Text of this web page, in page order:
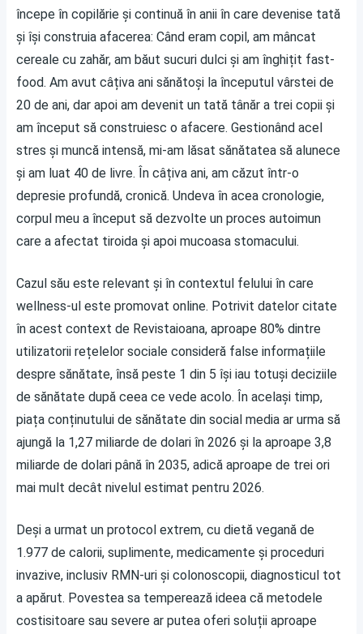
începe în copilărie și continuă în anii în care devenise tată
și își construia afacerea: Când eram copil, am mâncat
cereale cu zahăr, am băut sucuri dulci și am înghițit fast-
food. Am avut câțiva ani sănătoși la începutul vârstei de
20 de ani, dar apoi am devenit un tată tânăr a trei copii și
am început să construiesc o afacere. Gestionând acel
stres și muncă intensă, mi-am lăsat sănătatea să alunece
și am luat 40 de livre. În câțiva ani, am căzut într-o
depresie profundă, cronică. Undeva în acea cronologie,
corpul meu a început să dezvolte un proces autoimun
care a afectat tiroida și apoi mucoasa stomacului.
Cazul său este relevant și în contextul felului în care
wellness-ul este promovat online. Potrivit datelor citate
în acest context de Revistaioana, aproape 80% dintre
utilizatorii rețelelor sociale consideră false informațiile
despre sănătate, însă peste 1 din 5 își iau totuși deciziile
de sănătate după ceea ce vede acolo. În același timp,
piața conținutului de sănătate din social media ar urma să
ajungă la 1,27 miliarde de dolari în 2026 și la aproape 3,8
miliarde de dolari până în 2035, adică aproape de trei ori
mai mult decât nivelul estimat pentru 2026.
Deși a urmat un protocol extrem, cu dietă vegană de
1.977 de calorii, suplimente, medicamente și proceduri
invazive, inclusiv RMN-uri și colonoscopii, diagnosticul tot
a apărut. Povestea sa temperează ideea că metodele
costisitoare sau severe ar putea oferi soluții aproape